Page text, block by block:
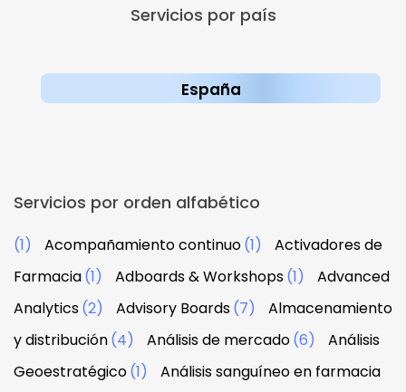
Servicios por país
España
Servicios por orden alfabético
(1) Acompañamiento continuo(1)
Activadores de
Farmacia(1) Adboards & Workshops(1)
Advanced
Analytics(2) Advisory Boards(7)
Almacenamiento
y distribución(4) Análisis de mercado(6)
Análisis
Geoestratégico(1)
Análisis sanguíneo en farmacia